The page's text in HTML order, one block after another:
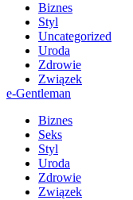
Biznes
Styl
Uncategorized
Uroda
Zdrowie
Związek
e-Gentleman
Biznes
Seks
Styl
Uroda
Zdrowie
Związek